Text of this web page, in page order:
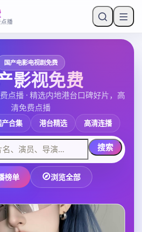
播
国产电影电视剧免费
影视免费
点播 · 精选内地港台口碑好片，高
清免费点播
产合集 港台精选 高清连播
搜索
榜单 浏览全部